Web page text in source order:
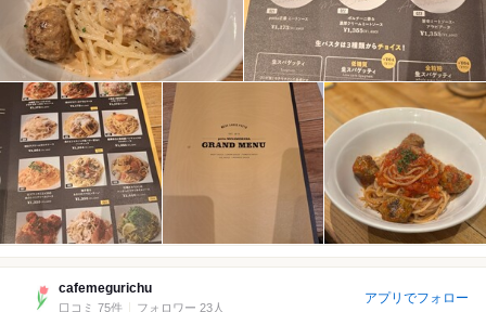
cafemegurichu
口コミ 75件 フォロワー 23人
アプリでフォロー